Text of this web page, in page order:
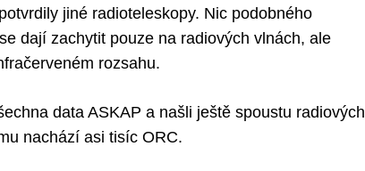
jiné radioteleskopy. Nic podobného
dají zachytit pouze na radiových vlnách, ale
rozsahu.
data ASKAP a našli ještě spoustu radiových
nachází asi tisíc ORC.